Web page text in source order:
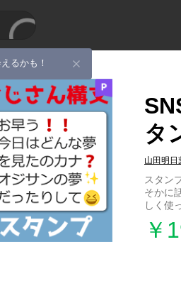
るかも！
タ
山田明日
スタン
そかに
しく使
￥